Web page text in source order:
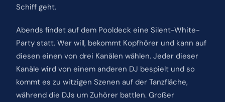
Schiff geht.
Abends findet auf dem Pooldeck eine Silent-White-
Party statt. Wer will, bekommt Kopfhörer und kann auf
diesen einen von drei Kanälen wählen. Jeder dieser
Kanäle wird von einem anderen DJ bespielt und so
kommt es zu witzigen Szenen auf der Tanzfläche,
während die DJs um Zuhörer battlen. Großer